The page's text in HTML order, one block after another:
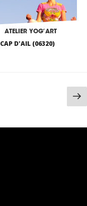
ATELIER YOG’ART
CAP D'AIL (06320)